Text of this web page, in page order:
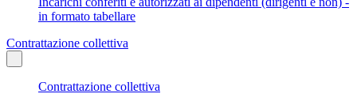
in formato tabellare
Contrattazione collettiva
Contrattazione collettiva